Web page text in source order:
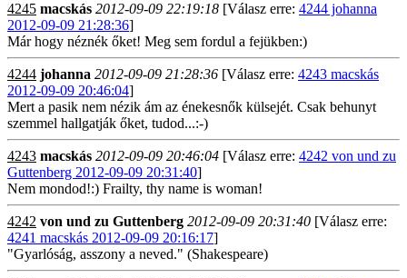
4245 macskás 2012-09-09 22:19:18 [Válasz erre: 4244 johanna
2012-09-09 21:28:36]
Már hogy néznék őket! Meg sem fordul a fejükben:)
4244 johanna 2012-09-09 21:28:36 [Válasz erre: 4243 macskás
2012-09-09 20:46:04]
Mert a pasik nem nézik ám az énekesnők külsejét. Csak behunyt
szemmel hallgatják őket, tudod...:-)
4243 macskás 2012-09-09 20:46:04 [Válasz erre: 4242 von und zu
Guttenberg 2012-09-09 20:31:40]
Nem mondod!:) Frailty, thy name is woman!
4242 von und zu Guttenberg 2012-09-09 20:31:40 [Válasz erre:
4241 macskás 2012-09-09 20:16:17]
"Gyarlóság, asszony a neved." (Shakespeare)